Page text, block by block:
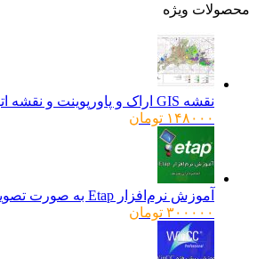
ویژه
نقشه GIS اراک و پاورپوینت و نقشه اتوکد طرح جامع اراک
۱۴۸۰۰۰ تومان
آموزش نرم‌افزار Etap به صورت تصویری
۳۰۰۰۰۰ تومان